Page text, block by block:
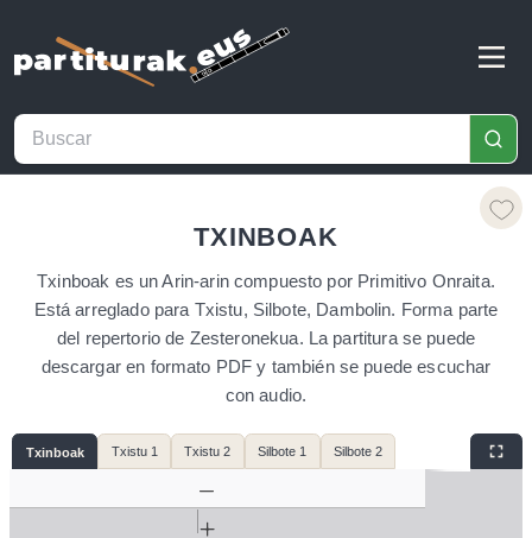
TXINBOAK
Txinboak es un Arin-arin compuesto por Primitivo Onraita.
Está arreglado para Txistu, Silbote, Dambolin. Forma parte
del repertorio de Zesteronekua. La partitura se puede
descargar en formato PDF y también se puede escuchar
con audio.
Txinboak Txistu 1 Txistu 2 Silbote 1 Silbote 2